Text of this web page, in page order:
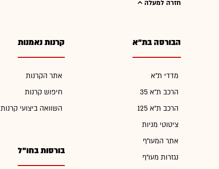
חזרה למעלה
הבורסה בת"א
מדדי ת"א
הרכב ת"א 35
הרכב ת"א 125
ציטוטי מניות
אתר המעו"ף
נגזרות מעו"ף
קרנות נאמנות
אתר הקרנות
חיפוש קרנות
השוואה ביצועי קרנות
בורסות בחו"ל